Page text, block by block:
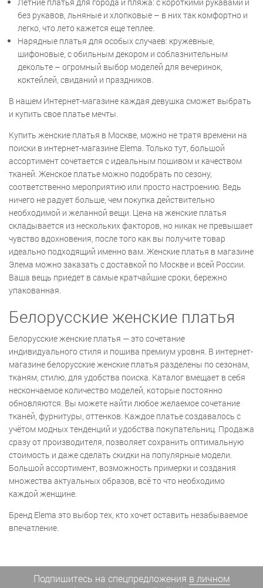
без рукавов, льняные и хлопковые – в них так комфортно и
легко, что лето кажется еще теплее.
Нарядные платья для особых случаев: кружевные,
шифоновые, с обильным декором и соблазнительным
декольте – огромный выбор моделей для вечеринок,
коктейлей, свиданий и праздников.
В нашем Интернет-магазине каждая девушка сможет выбрать
и купить свое платье мечты.
Купить женские платья в Москве, можно не тратя времени на
поиски в интернет-магазине Elema. Только тут, большой
ассортимент сочетается с идеальным пошивом и качеством
тканей. Женское платье можно подобрать по сезону,
соответственно мероприятию или просто настроению. Ведь
ничего не радует больше, чем покупка действительно
необходимой и желанной вещи. Цена на женские платья
складывается из нескольких факторов, но никак не превышает
чувство вдохновения, после того как вы получите товар
идеально подходящий именно вам. Женские платья в магазине
Элема можно заказать с доставкой по Москве и всей России.
Ваша вещь приедет в самые кратчайшие сроки, бережно
упакованная.
Белорусские женские платья
Белорусские женские платья — это сочетание
индивидуального стиля и пошива премиум уровня. В интернет-
магазине белорусские женские платья разделены по сезонам,
тканям, стилю, для удобства поиска. Каталог вмещает в себя
нескончаемое количество моделей, которые постоянно
обновляются. Вы можете найти любое желаемое сочетание
тканей, фурнитуры, оттенков. Каждое платье создавалось с
учётом модных тенденций и удобства покупательниц. Продажа
сразу от производителя, позволяет сохранить оптимальную
стоимость и даже сделать скидки на популярные модели.
Большой ассортимент, возможность примерки и создания
множества актуальных образов, всё то что необходимо
каждой женщине.
Бренд Elema это выбор тех, кто хочет оставить незабываемое
впечатление.
Подпишитесь на спецпредложения в личном